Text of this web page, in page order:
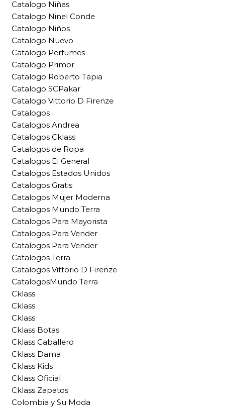
Catalogo Niñas
Catalogo Ninel Conde
Catalogo Niños
Catalogo Nuevo
Catalogo Perfumes
Catalogo Primor
Catalogo Roberto Tapia
Catalogo SCPakar
Catalogo Vittorio D Firenze
Catalogos
Catalogos Andrea
Catalogos Cklass
Catalogos de Ropa
Catalogos El General
Catalogos Estados Unidos
Catalogos Gratis
Catalogos Mujer Moderna
Catalogos Mundo Terra
Catalogos Para Mayorista
Catalogos Para Vender
Catalogos Para Vender
Catalogos Terra
Catalogos Vittorio D Firenze
CatalogosMundo Terra
Cklass
Cklass
Cklass
Cklass Botas
Cklass Caballero
Cklass Dama
Cklass Kids
Cklass Oficial
Cklass Zapatos
Colombia y Su Moda